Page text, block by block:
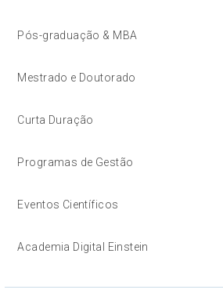
Pós-graduação & MBA
Mestrado e Doutorado
Curta Duração
Programas de Gestão
Eventos Científicos
Academia Digital Einstein